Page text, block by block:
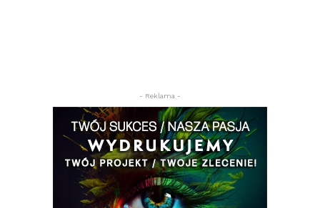
- Reklama -